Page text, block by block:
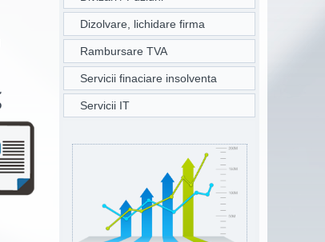
Dizolvare, lichidare firma
Rambursare TVA
Servicii finaciare insolventa
Servicii IT